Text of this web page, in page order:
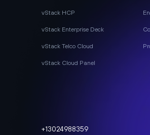
vStack HCP
vStack Enterprise Deck
vStack Telco Cloud
vStack Cloud Panel
+13024988359